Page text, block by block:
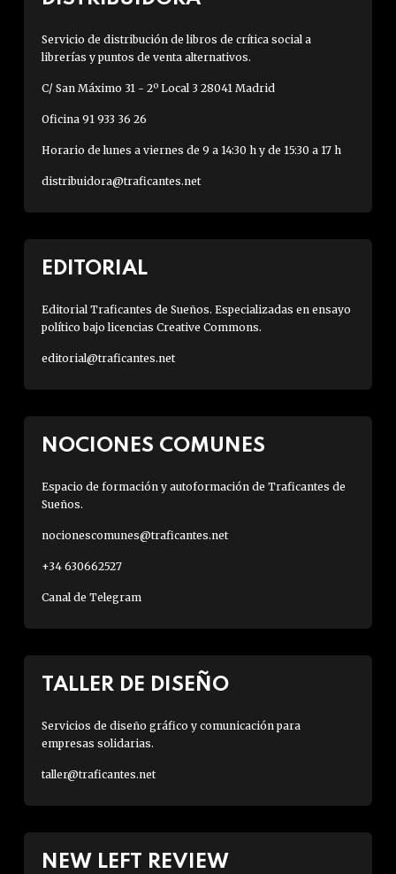
Servicio de distribución de libros de crítica social a
librerías y puntos de venta alternativos.
C/ San Máximo 31 - 2º Local 3 28041 Madrid
Oficina 91 933 36 26
Horario de lunes a viernes de 9 a 14:30 h y de 15:30 a 17 h
distribuidora@traficantes.net
EDITORIAL
Editorial Traficantes de Sueños. Especializadas en ensayo
político bajo licencias Creative Commons.
editorial@traficantes.net
NOCIONES COMUNES
Espacio de formación y autoformación de Traficantes de
Sueños.
nocionescomunes@traficantes.net
+34 630662527
Canal de Telegram
TALLER DE DISEÑO
Servicios de diseño gráfico y comunicación para
empresas solidarias.
taller@traficantes.net
NEW LEFT REVIEW